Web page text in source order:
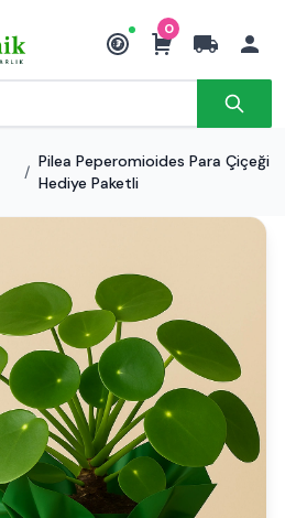
₺
0
/
Pilea Peperomioides Para Çiçeği
Hediye Paketli